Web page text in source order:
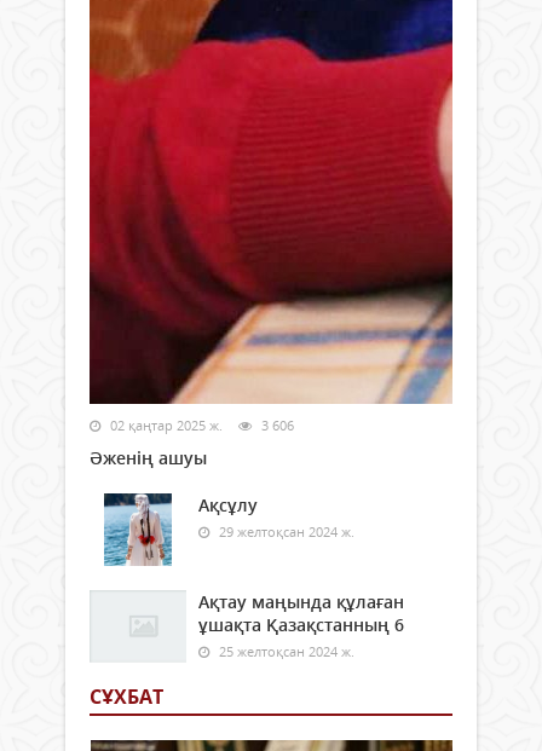
02 қаңтар 2025 ж. 3 606
Әженің ашуы
Ақсұлу
29 желтоқсан 2024 ж.
Ақтау маңында құлаған
ұшақта Қазақстанның 6
25 желтоқсан 2024 ж.
СҰХБАТ